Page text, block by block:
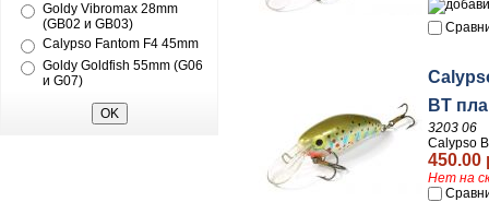
Goldy Vibromax 28mm
(GB02 и GB03)
Calypso Fantom F4 45mm
Goldy Goldfish 55mm (G06
и G07)
BT
3203 06
Calypso
450.00
Нет на